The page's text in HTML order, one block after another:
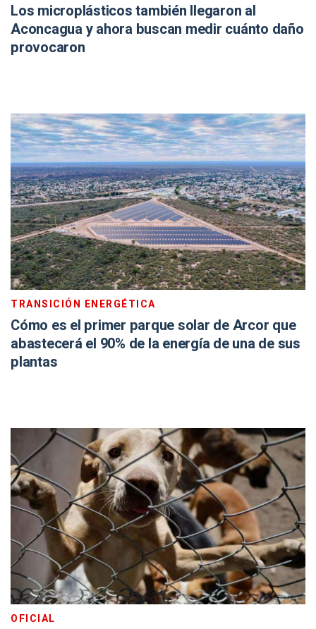
Los microplásticos también llegaron al
Aconcagua y ahora buscan medir cuánto daño
provocaron
TRANSICIÓN ENERGÉTICA
Cómo es el primer parque solar de Arcor que
abastecerá el 90% de la energía de una de sus
plantas
OFICIAL